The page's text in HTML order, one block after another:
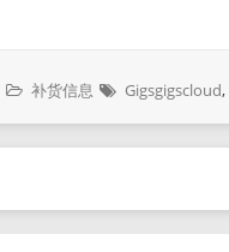
补货信息 Gigsgigscloud,